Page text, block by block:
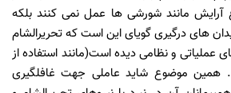
آرایش مانند شورشی ها عمل نمی کنند بلکه
های درگیری گویای این است که تحریرالشام
و نظامی دیده است(مانند استفاده از
همین موضوع شاید عاملی جهت غافلگیری